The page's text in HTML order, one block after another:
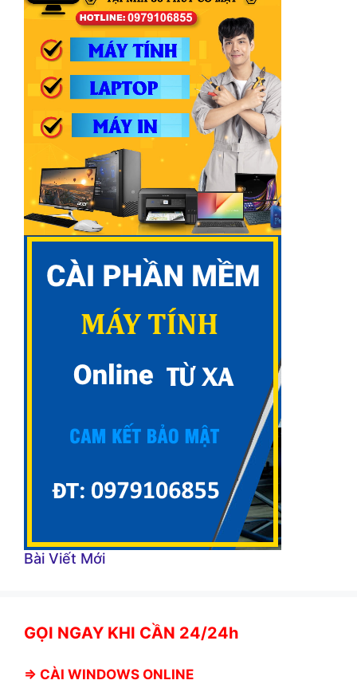
Bài Viết Mới
GỌI NGAY KHI CẦN 24/24h
⇒ CÀI WINDOWS ONLINE